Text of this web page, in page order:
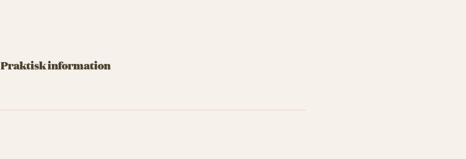
Praktisk information